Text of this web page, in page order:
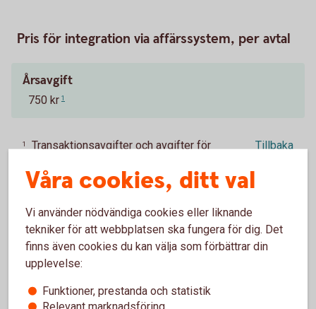
Pris för integration via affärssystem, per avtal
Årsavgift
750 kr 1
1
Transaktionsavgifter och avgifter för
tillkommer.
Tillbaka
Vad är ERP, bankintegration och
ERP-integration?
Våra cookies, ditt val
Vi använder nödvändiga cookies eller liknande
tekniker för att webbplatsen ska fungera för dig. Det
finns även cookies du kan välja som förbättrar din
upplevelse:
Funktioner, prestanda och statistik
Relevant marknadsföring